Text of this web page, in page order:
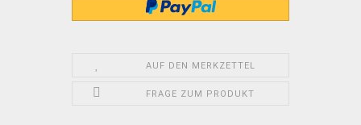
AUF DEN MERKZETTEL
FRAGE ZUM PRODUKT